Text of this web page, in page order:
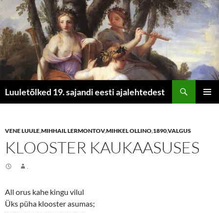
Luuletõlked 19. sajandi eesti ajalehtedest
VENE LUULE,MIHHAIL LERMONTOV,MIHKEL OLLINO,1890,VALGUS
KLOOSTER KAUKAASUSES
All orus kahe kingu vilul
Üks püha klooster asumas;